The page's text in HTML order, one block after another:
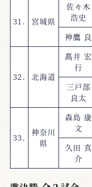
31. 宮城県
佐々木
浩史
神鷹 良
32. 北海道
髙井 宏
行
三戸部
良太
33.
神奈川
県
森島 康
文
久田 真
介